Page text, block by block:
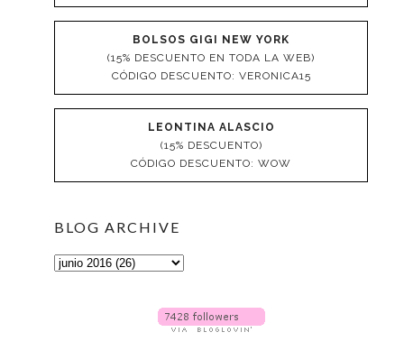
BOLSOS GIGI NEW YORK
(15% DESCUENTO EN TODA LA WEB)
CÓDIGO DESCUENTO: VERONICA15
LEONTINA ALASCIO
(15% DESCUENTO)
CÓDIGO DESCUENTO: WOW
BLOG ARCHIVE